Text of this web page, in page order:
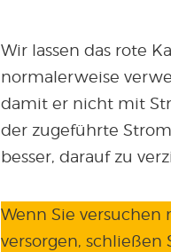
Wir lassen das rote
normalerweise
damit er nicht mit
der zugeführte
besser, darauf zu
Wenn Sie
versorgen, schließen